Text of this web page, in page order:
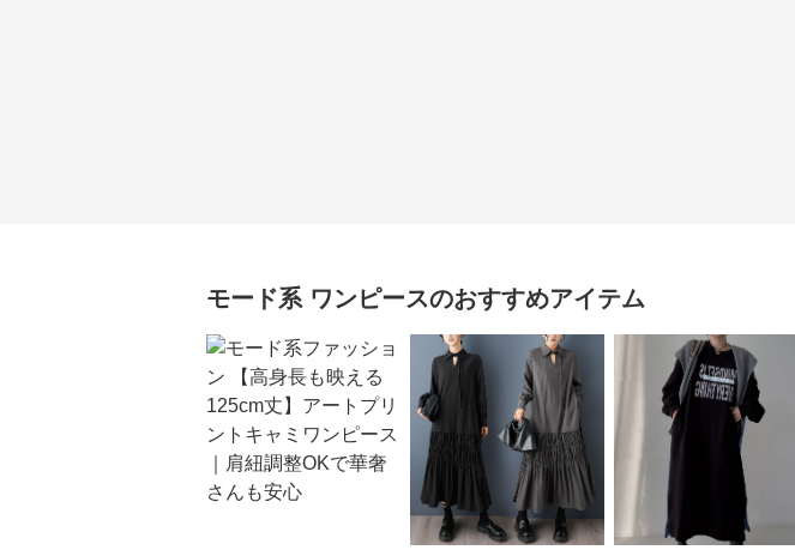
モード系 ワンピースのおすすめアイテム